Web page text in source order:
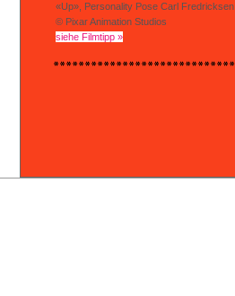
«Up», Personality Pose Carl Fredricksen
© Pixar Animation Studios
siehe Filmtipp »